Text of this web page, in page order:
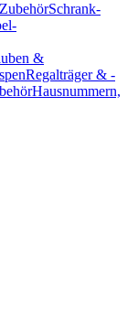
Schrank-
&
Regalträger & -
Hausnummern,